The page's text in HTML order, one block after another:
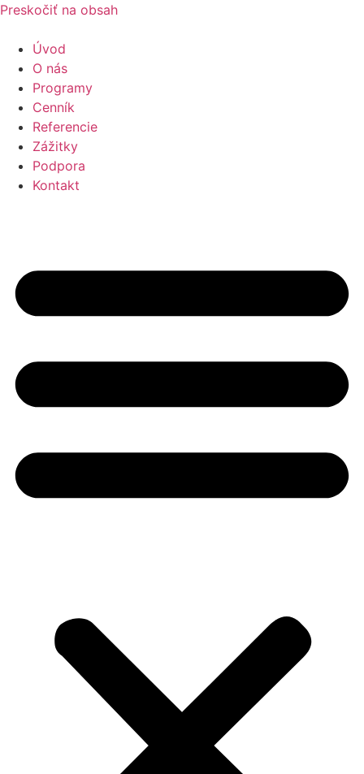
Preskočiť na obsah
Úvod
O nás
Programy
Cenník
Referencie
Zážitky
Podpora
Kontakt